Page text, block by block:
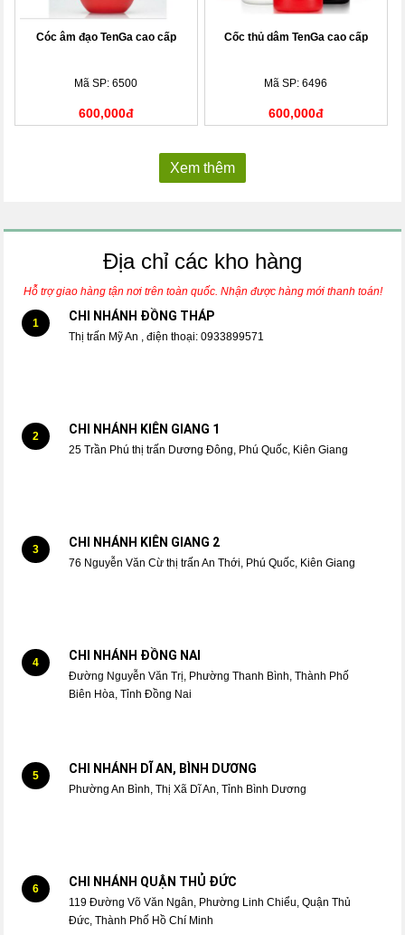
Cóc âm đạo TenGa cao cấp
Mã SP: 6500
600,000đ
Cốc thủ dâm TenGa cao cấp
Mã SP: 6496
600,000đ
Xem thêm
Địa chỉ các kho hàng
Hỗ trợ giao hàng tận nơi trên toàn quốc. Nhận được hàng mới thanh toán!
1 CHI NHÁNH ĐỒNG THÁP
Thị trấn Mỹ An , điện thoại: 0933899571
2 CHI NHÁNH KIÊN GIANG 1
25 Trần Phú thị trấn Dương Đông, Phú Quốc, Kiên Giang
3 CHI NHÁNH KIÊN GIANG 2
76 Nguyễn Văn Cừ thị trấn An Thới, Phú Quốc, Kiên Giang
4 CHI NHÁNH ĐỒNG NAI
Đường Nguyễn Văn Trị, Phường Thanh Bình, Thành Phố
Biên Hòa, Tỉnh Đồng Nai
5 CHI NHÁNH DĨ AN, BÌNH DƯƠNG
Phường An Bình, Thị Xã Dĩ An, Tỉnh Bình Dương
6 CHI NHÁNH QUẬN THỦ ĐỨC
119 Đường Võ Văn Ngân, Phường Linh Chiểu, Quận Thủ
Đức, Thành Phố Hồ Chí Minh